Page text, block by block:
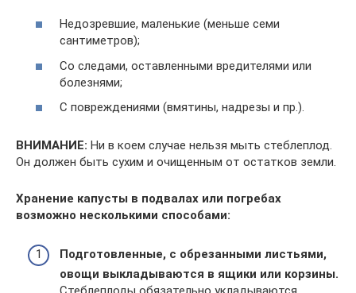
Недозревшие, маленькие (меньше семи
сантиметров);
Со следами, оставленными вредителями или
болезнями;
С повреждениями (вмятины, надрезы и пр.).
ВНИМАНИЕ: Ни в коем случае нельзя мыть стеблеплод.
Он должен быть сухим и очищенным от остатков земли.
Хранение капусты в подвалах или погребах
возможно несколькими способами:
Подготовленные, с обрезанными листьями,
овощи выкладываются в ящики или корзины.